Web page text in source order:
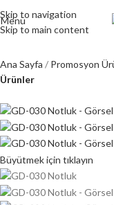
Skip to navigation
Skip to main content
Menü
Ana Sayfa Promosyon
Ürünler
Büyütmek için tıklayın